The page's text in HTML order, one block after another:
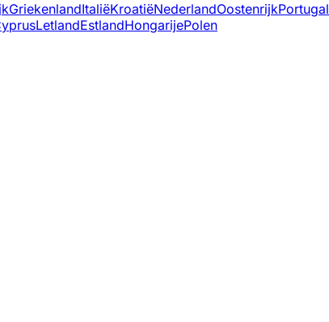
GriekenlandItaliëKroatiëNederlandOostenrijkPortugal
LetlandEstlandHongarijePolen